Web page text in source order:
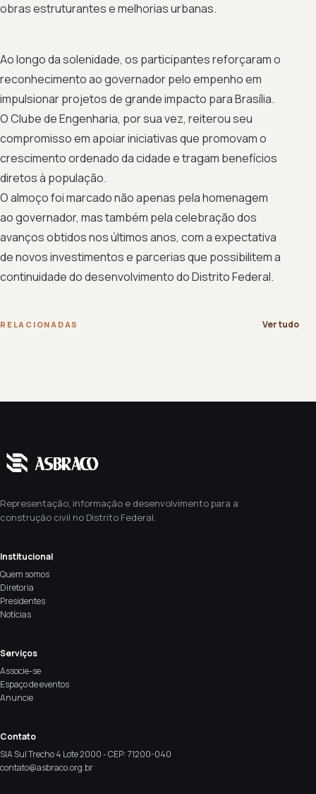
obras estruturantes e melhorias urbanas.
Ao longo da solenidade, os participantes reforçaram o
reconhecimento ao governador pelo empenho em
impulsionar projetos de grande impacto para Brasília.
O Clube de Engenharia, por sua vez, reiterou seu
compromisso em apoiar iniciativas que promovam o
crescimento ordenado da cidade e tragam benefícios
diretos à população.
O almoço foi marcado não apenas pela homenagem
ao governador, mas também pela celebração dos
avanços obtidos nos últimos anos, com a expectativa
de novos investimentos e parcerias que possibilitem a
continuidade do desenvolvimento do Distrito Federal.
RELACIONADAS Ver tudo
Representação, informação e desenvolvimento para a
construção civil no Distrito Federal.
Institucional
Quem somos
Diretoria
Presidentes
Notícias
Serviços
Associe-se
Espaço de eventos
Anuncie
Contato
SIA Sul Trecho 4 Lote 2000 - CEP: 71200-040
contato@asbraco.org.br